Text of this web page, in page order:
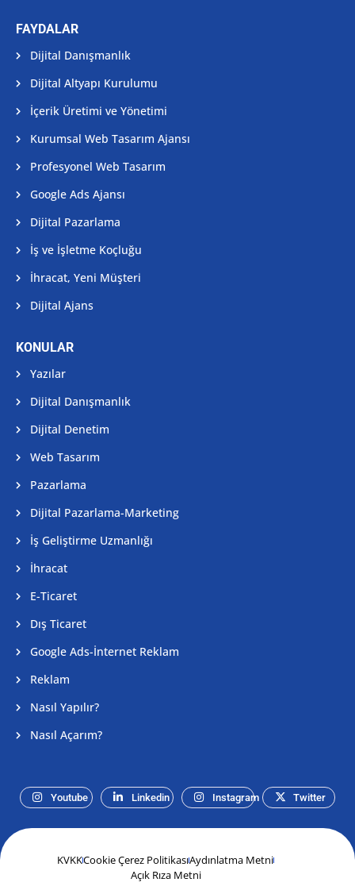
FAYDALAR
Dijital Danışmanlık
Dijital Altyapı Kurulumu
İçerik Üretimi ve Yönetimi
Kurumsal Web Tasarım Ajansı
Profesyonel Web Tasarım
Google Ads Ajansı
Dijital Pazarlama
İş ve İşletme Koçluğu
İhracat, Yeni Müşteri
Dijital Ajans
KONULAR
Yazılar
Dijital Danışmanlık
Dijital Denetim
Web Tasarım
Pazarlama
Dijital Pazarlama-Marketing
İş Geliştirme Uzmanlığı
İhracat
E-Ticaret
Dış Ticaret
Google Ads-İnternet Reklam
Reklam
Nasıl Yapılır?
Nasıl Açarım?
Youtube Linkedin Instagram Twitter
KVKKCookie Çerez PolitikasıAydınlatma Metni
Açık Rıza Metni